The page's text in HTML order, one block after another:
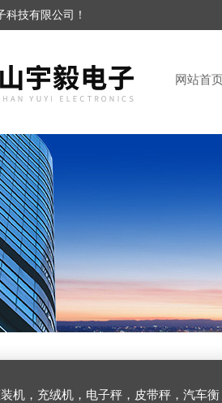
技有限公司！
网站首
机，充绒机，电子秤，皮带秤，汽车